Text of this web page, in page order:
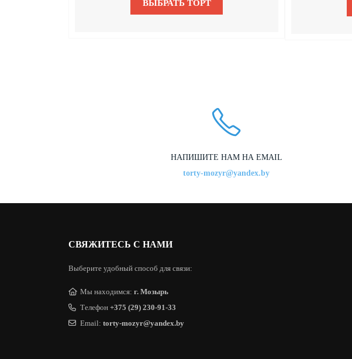
ВЫБРАТЬ ТОРТ
НАПИШИТЕ НАМ НА EMAIL
torty-mozyr@yandex.by
СВЯЖИТЕСЬ С НАМИ
Выберите удобный способ для связи:
Мы находимся: г. Мозырь
Телефон +375 (29) 230-91-33
Email: torty-mozyr@yandex.by